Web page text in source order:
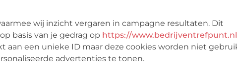
wij inzicht vergaren in campagne resultaten. Dit
basis van je gedrag op https://www.bedrijventrefpunt.nl
aan een unieke ID maar deze cookies worden niet
advertenties te tonen.